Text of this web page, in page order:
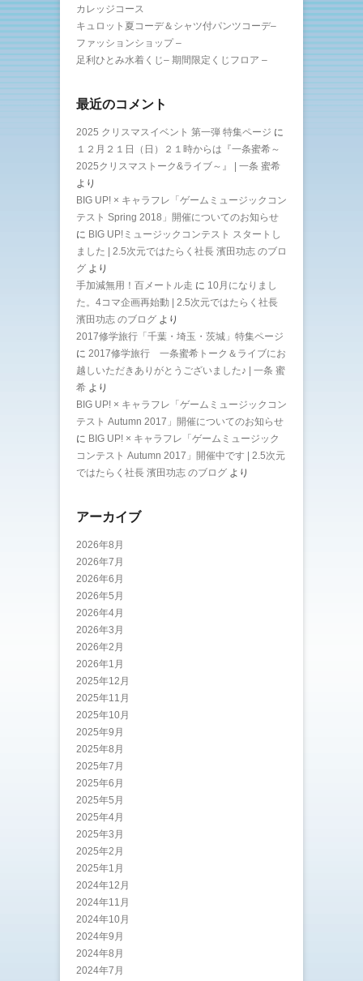
カレッジコース
キュロット夏コーデ＆シャツ付パンツコーデ–
ファッションショップ –
足利ひとみ水着くじ– 期間限定くじフロア –
最近のコメント
2025 クリスマスイベント 第一弾 特集ページ に
１２月２１日（日）２１時からは『一条蜜希～
2025クリスマストーク&ライブ～』 | 一条 蜜希
より
BIG UP! × キャラフレ「ゲームミュージックコン
テスト Spring 2018」開催についてのお知らせ
に BIG UP!ミュージックコンテスト スタートし
ました | 2.5次元ではたらく社長 濱田功志 のブロ
グ より
手加減無用！百メートル走 に 10月になりまし
た。4コマ企画再始動 | 2.5次元ではたらく社長
濱田功志 のブログ より
2017修学旅行「千葉・埼玉・茨城」特集ページ
に 2017修学旅行 一条蜜希トーク＆ライブにお
越しいただきありがとうございました♪ | 一条 蜜
希 より
BIG UP! × キャラフレ「ゲームミュージックコン
テスト Autumn 2017」開催についてのお知らせ
に BIG UP! × キャラフレ「ゲームミュージック
コンテスト Autumn 2017」開催中です | 2.5次元
ではたらく社長 濱田功志 のブログ より
アーカイブ
2026年8月
2026年7月
2026年6月
2026年5月
2026年4月
2026年3月
2026年2月
2026年1月
2025年12月
2025年11月
2025年10月
2025年9月
2025年8月
2025年7月
2025年6月
2025年5月
2025年4月
2025年3月
2025年2月
2025年1月
2024年12月
2024年11月
2024年10月
2024年9月
2024年8月
2024年7月